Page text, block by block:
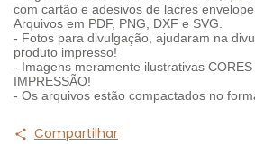
com cartão e adesivos de lacres
Arquivos em PDF, PNG, DXF e SVG.
- Fotos para divulgação, ajudaram na
produto impresso!
- Imagens meramente ilustrativas CORES
IMPRESSÃO!
- Os arquivos estão compactados no
Compartilhar